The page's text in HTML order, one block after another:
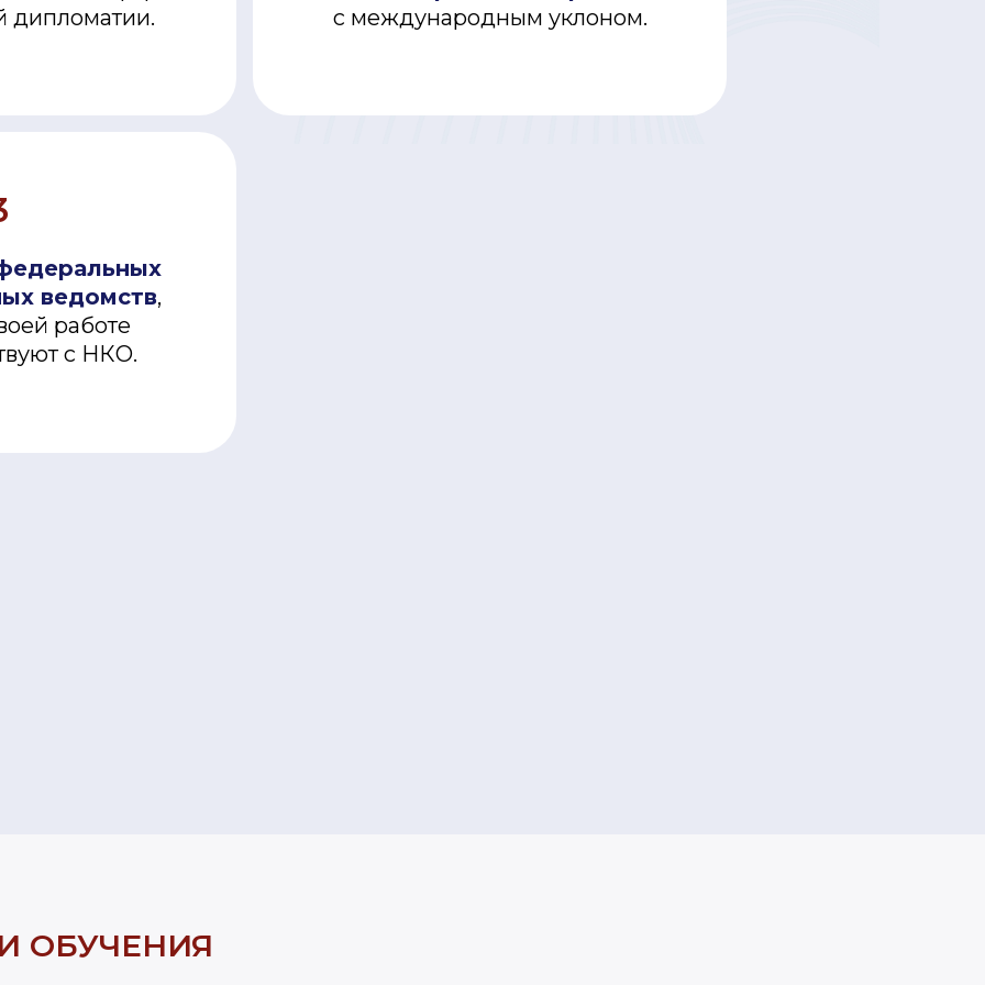
ведомств,
работе
с НКО.
ведомств,
работе
с НКО.
с международным уклоном.
с международным уклоном.
дипломатии.
дипломатии.
ОБУЧЕНИЯ